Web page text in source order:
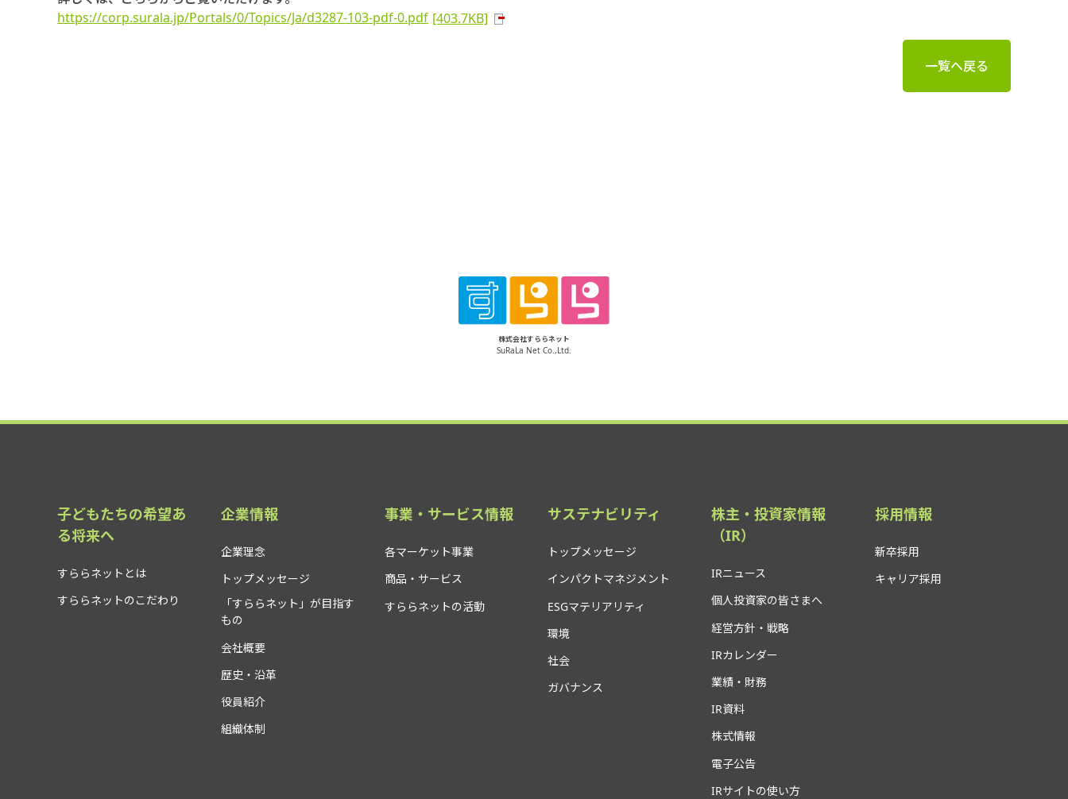
https://corp.surala.jp/Portals/0/Topics/Ja/d3287-103-pdf-0.pdf [403.7KB]
一覧へ戻る
株式会社すららネット
SuRaLa Net Co.,Ltd.
子どもたちの希望あ
る将来へ
すららネットとは
すららネットのこだわり
企業情報
企業理念
トップメッセージ
「すららネット」が目指す
もの
会社概要
歴史・沿革
役員紹介
組織体制
事業・サービス情報
各マーケット事業
商品・サービス
すららネットの活動
サステナビリティ
トップメッセージ
インパクトマネジメント
ESGマテリアリティ
環境
社会
ガバナンス
株主・投資家情報
（IR）
IRニュース
個人投資家の皆さまへ
経営方針・戦略
IRカレンダー
業績・財務
IR資料
株式情報
電子公告
IRサイトの使い方
採用情報
新卒採用
キャリア採用